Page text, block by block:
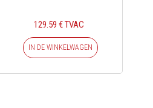
129.59 € TVAC
IN DE WINKELWAGEN